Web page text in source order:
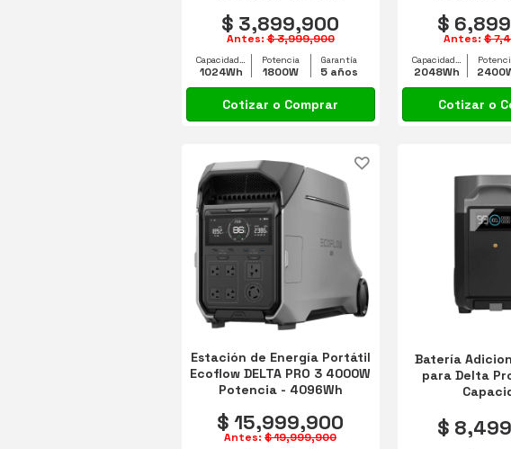
$ 3,899,900
Antes:$ 3,999,900
Capacidad equipo
1024Wh
Potencia
1800W
Garantía
5 años
Cotizar o Comprar
$
Antes:$
Capacidad equipo
2048Wh
Cotizar o
Estación de Energía Portátil
Ecoflow DELTA PRO 3 4000W
Potencia - 4096Wh
$ 15,999,900
Antes:$ 19,999,900
Batería
para Delta
$